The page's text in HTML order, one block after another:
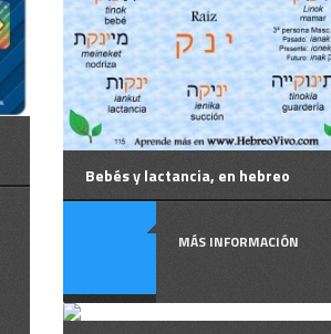
Bebés y lactancia, en hebreo
MÁS INFORMACIÓN